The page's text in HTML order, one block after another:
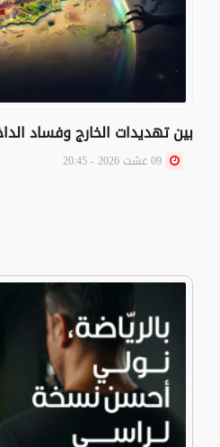
بين تهديدات الخارج وفساد